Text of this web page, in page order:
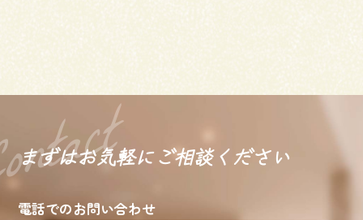
まずはお気軽にご相談ください
電話でのお問い合わせ